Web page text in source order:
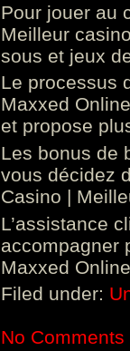
Pour jouer au
Meilleur
sous et jeux
Le processus
Maxxed
et propose
Les bonus de
vous décidez
Casino |
L’assistance
accompagner
Maxxed
Filed under:
No Comments